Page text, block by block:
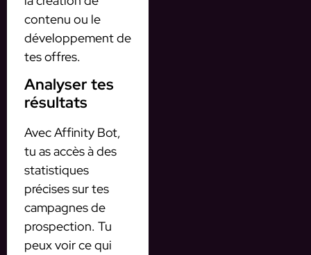
contenu ou le
développement de
tes offres.
Analyser tes
résultats
Avec Affinity Bot,
tu as accès à des
statistiques
précises sur tes
campagnes de
prospection. Tu
peux voir ce qui